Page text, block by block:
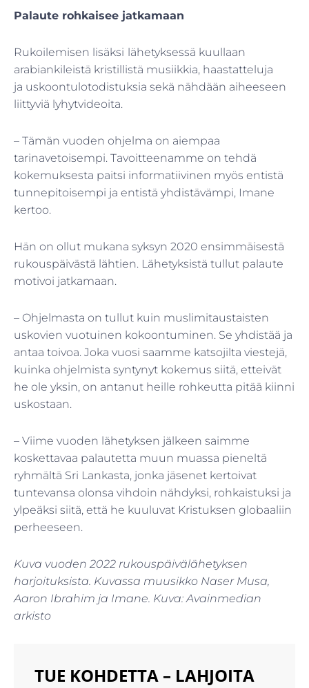
Palaute rohkaisee jatkamaan
Rukoilemisen lisäksi lähetyksessä kuullaan
arabiankileistä kristillistä musiikkia, haastatteluja
ja uskoontulotodistuksia sekä nähdään aiheeseen
liittyviä lyhytvideoita.
– Tämän vuoden ohjelma on aiempaa
tarinavetoisempi. Tavoitteenamme on tehdä
kokemuksesta paitsi informatiivinen myös entistä
tunnepitoisempi ja entistä yhdistävämpi, Imane
kertoo.
Hän on ollut mukana syksyn 2020 ensimmäisestä
rukouspäivästä lähtien. Lähetyksistä tullut palaute
motivoi jatkamaan.
– Ohjelmasta on tullut kuin muslimitaustaisten
uskovien vuotuinen kokoontuminen. Se yhdistää ja
antaa toivoa. Joka vuosi saamme katsojilta viestejä,
kuinka ohjelmista syntynyt kokemus siitä, etteivät
he ole yksin, on antanut heille rohkeutta pitää kiinni
uskostaan.
– Viime vuoden lähetyksen jälkeen saimme
koskettavaa palautetta muun muassa pieneltä
ryhmältä Sri Lankasta, jonka jäsenet kertoivat
tuntevansa olonsa vihdoin nähdyksi, rohkaistuksi ja
ylpeäksi siitä, että he kuuluvat Kristuksen globaaliin
perheeseen.
Kuva vuoden 2022 rukouspäivälähetyksen
harjoituksista. Kuvassa muusikko Naser Musa,
Aaron Ibrahim ja Imane. Kuva: Avainmedian
arkisto
TUE KOHDETTA – LAHJOITA